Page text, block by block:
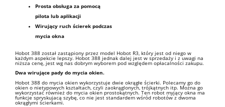
Prosta obsługa za pomocą
pilota lub aplikacji
Wirujący ruch ścierek podczas
mycia okna
Hobot 388 został zastąpiony przez model Hobot R3, który jest od niego w
każdym aspekcie lepszy. Hobot 388 jednak dalej jest w sprzedaży i z uwagi na
niższa cenę, jest wg nas dobrym wyborem pod względem opłacalności zakupu.
Dwa wirujące pady do mycia okien.
Hobot 388 do mycia okien wykorzystuje dwie okrągłe ścierki. Polecamy go do
okien o nietypowych kształtach, czyli zaokrąglonych, trójkątnych itp. Można go
wykorzystać również do mycia okien prostokątnych. Ten robot myjący okna ma
funkcje spryskujacą szybę, co nie jest standardem wśród robotów z dwoma
okrągłymi ścierkami.